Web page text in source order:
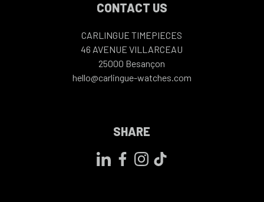
CONTACT US
CARLINGUE TIMEPIECES
46 AVENUE VILLARCEAU
25000 Besançon
hello@carlingue-watches.com
SHARE